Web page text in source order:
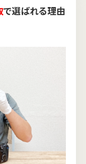
で選ばれる理由